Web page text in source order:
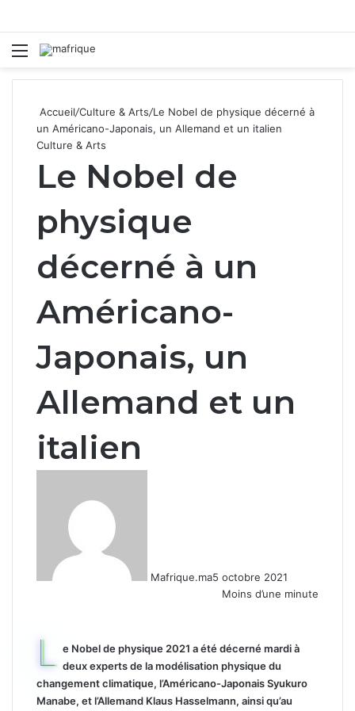
Menu
Accueil/Culture & Arts/Le Nobel de physique décerné à
un Américano-Japonais, un Allemand et un italien
Culture & Arts
Le Nobel de
physique
décerné à un
Américano-
Japonais, un
Allemand et un
italien
Mafrique.ma5 octobre 2021
Moins d’une minute
L e Nobel de physique 2021 a été décerné mardi à
deux experts de la modélisation physique du
changement climatique, l’Américano-Japonais Syukuro
Manabe, et l’Allemand Klaus Hasselmann, ainsi qu’au